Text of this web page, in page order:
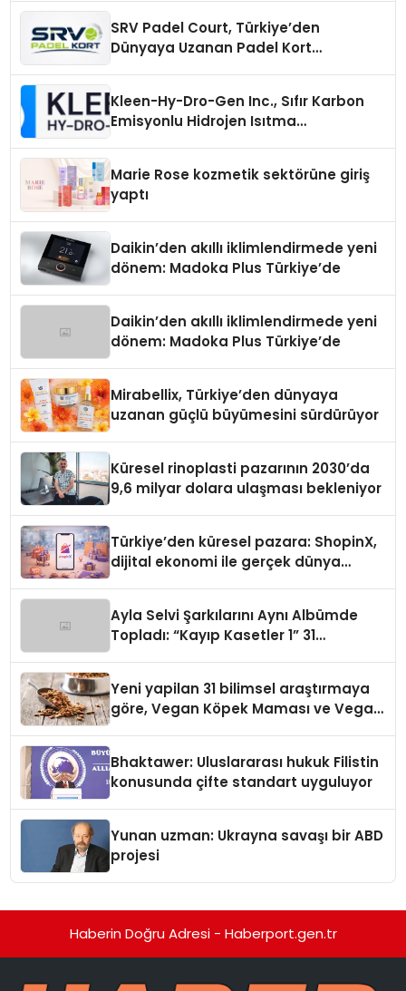
SRV Padel Court, Türkiye’den
Dünyaya Uzanan Padel Kort
Kleen-Hy-Dro-Gen Inc., Sıfır Karbon
Emisyonlu Hidrojen Isıtma
Marie Rose kozmetik sektörüne giriş
yaptı
Daikin’den akıllı iklimlendirmede yeni
dönem: Madoka Plus Türkiye’de
Daikin’den akıllı iklimlendirmede yeni
dönem: Madoka Plus Türkiye’de
Mirabellix, Türkiye’den dünyaya
uzanan güçlü büyümesini sürdürüyor
Küresel rinoplasti pazarının 2030’da
9,6 milyar dolara ulaşması bekleniyor
Türkiye’den küresel pazara: ShopinX,
dijital ekonomi ile gerçek dünya
Ayla Selvi Şarkılarını Aynı Albümde
Topladı: “Kayıp Kasetler 1” 31
Yeni yapilan 31 bilimsel araştırmaya
göre, Vegan Köpek Maması ve Vegan
Bhaktawer: Uluslararası hukuk Filistin
konusunda çifte standart uyguluyor
Yunan uzman: Ukrayna savaşı bir ABD
projesi
Haberin Doğru Adresi - Haberport.gen.tr